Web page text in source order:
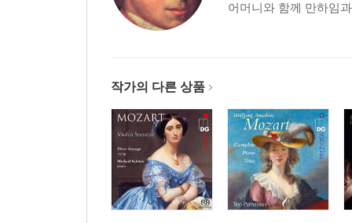
어머니와 함께 만하임
작가의 다른 상품